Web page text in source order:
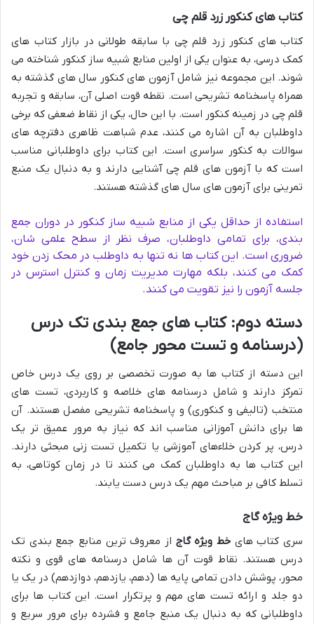
کتاب های کنکور زرد قلم چی
کتاب های کنکور زرد قلم چی با سابقه طولانی در بازار کتاب های
کمک درسی، به عنوان یکی از اولین منابع شبیه ساز کنکور شناخته می
شوند. این مجموعه نیز شامل آزمون های کنکور سال های گذشته به
همراه پاسخنامه تشریحی است. نقطه قوت اصلی آن، سابقه و تجربه
قلم چی در زمینه کنکور است. با این حال، یکی از نقاط ضعفی که برخی
داوطلبان به آن اشاره می کنند، عدم شباهت ظاهری دفترچه های
سوالات به کنکور سراسری است. این کتاب برای داوطلبانی مناسب
است که با آزمون های قلم چی آشنایی دارند و به دنبال یک منبع
تمرینی برای آزمون های سال های گذشته هستند.
استفاده از حداقل یکی از منابع شبیه ساز کنکور در دوران جمع
بندی، برای تمامی داوطلبان، صرف نظر از سطح علمی شان،
ضروری است. این کتاب ها نه تنها به داوطلب در محک زدن خود
کمک می کنند، بلکه مهارت مدیریت زمان و کنترل استرس در
جلسه آزمون را نیز تقویت می کنند.
دسته دوم: کتاب های جمع بندی تک درس
(درسنامه و تست محور جامع)
این دسته از کتاب ها به صورت تخصصی بر روی یک درس خاص
تمرکز دارند و شامل درسنامه های خلاصه و کاربردی، تست های
منتخب (تالیفی و کنکوری) و پاسخنامه تشریحی مفصل هستند. آن
ها برای دانش آموزانی مناسب اند که نیاز به مرور عمیق تر یک
درس، پر کردن خلاءهای آموزشی یا تکمیل تست زنی مبحثی دارند.
این کتاب ها به داوطلبان کمک می کنند تا در زمان کوتاهی، به
تسلط کافی بر مباحث مهم یک درس دست یابند.
خط ویژه گاج
سری کتاب های خط ویژه گاج از معروف ترین منابع جمع بندی تک
درس هستند. نقاط قوت آن ها شامل درسنامه های قوی و نکته
محور، پوشش دادن تمامی پایه ها (دهم، یازدهم، دوازدهم) در یک یا
دو جلد و ارائه تست های مهم و پرتکرار است. این کتاب ها برای
داوطلبانی که به دنبال یک منبع جامع و فشرده برای مرور سریع و